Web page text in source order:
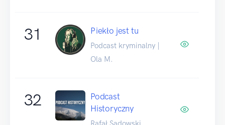
31 Piekło jest tu
Podcast kryminalny |
Ola M.
32
Podcast
Historyczny